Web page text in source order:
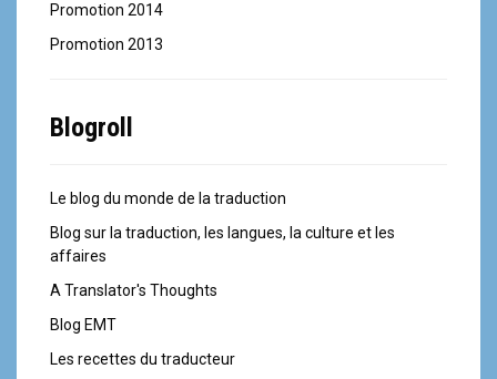
Promotion 2014
Promotion 2013
Blogroll
Le blog du monde de la traduction
Blog sur la traduction, les langues, la culture et les
affaires
A Translator's Thoughts
Blog EMT
Les recettes du traducteur